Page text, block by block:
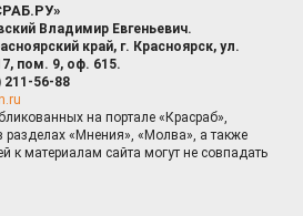
Владимир Евгеньевич.
край, г. Красноярск, ул.
пом. 9, оф. 615.
211-56-88
на портале «Красраб»,
«Мнения», «Молва», а также
к материалам сайта могут не совпадать